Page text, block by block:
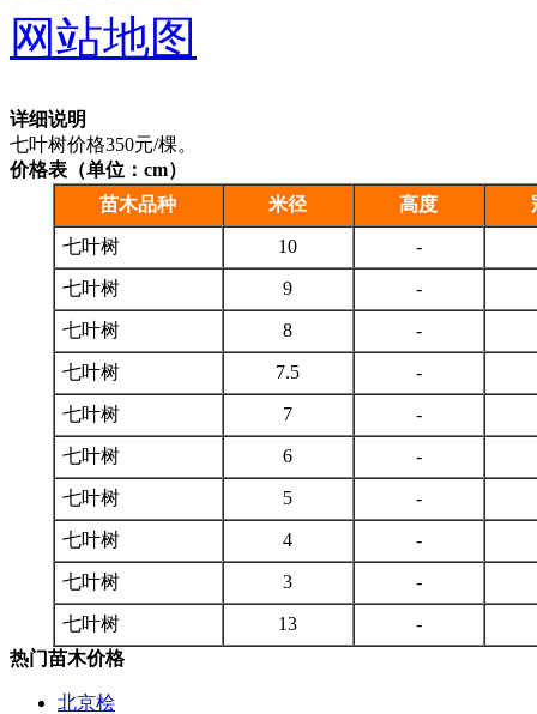
详细说明
七叶树价格350元/棵。
价格表（单位：cm）
苗木品种
米径 高度
七叶树 10 -
七叶树 9 -
七叶树 8 -
七叶树 7.5 -
七叶树 7 -
七叶树 6 -
七叶树 5 -
七叶树 4 -
七叶树 3 -
七叶树 13
-
热门苗木价格
北京桧
网站地图